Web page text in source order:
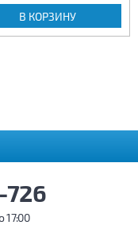
В КОРЗИНУ
726
17:00